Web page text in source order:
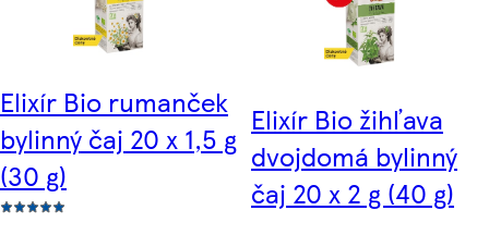
Elixír Bio rumanček
bylinný čaj 20 x 1,5 g
(30 g)
Elixír Bio žihľava
dvojdomá bylinný
čaj 20 x 2 g (40 g)